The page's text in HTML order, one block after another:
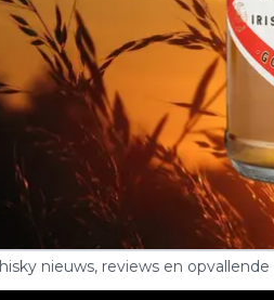
nieuws, reviews en opvallende